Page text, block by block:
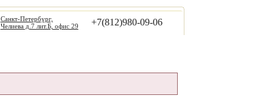
Санкт-Петербург,
Челиева д.7 лит.Б, офис 29
+7(812)980-09-06